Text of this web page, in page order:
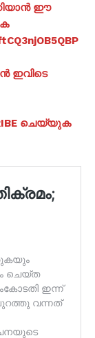
ഈ
ഇവിടെ
ചെയ്യുക